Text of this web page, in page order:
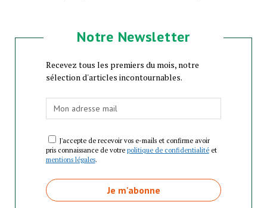
Notre Newsletter
Recevez tous les premiers du mois, notre
sélection d'articles incontournables.
J'accepte de recevoir vos e-mails et confirme avoir
pris connaissance de votre politique de confidentialitéet
mentions légales.